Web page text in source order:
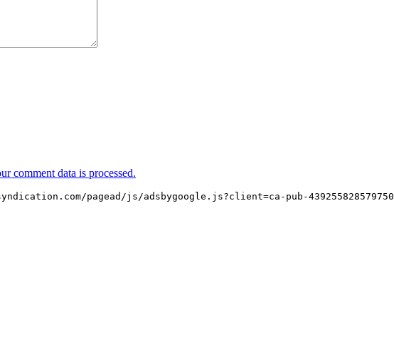
comment data is processed.
pagead/js/adsbygoogle.js?client=ca-pub-